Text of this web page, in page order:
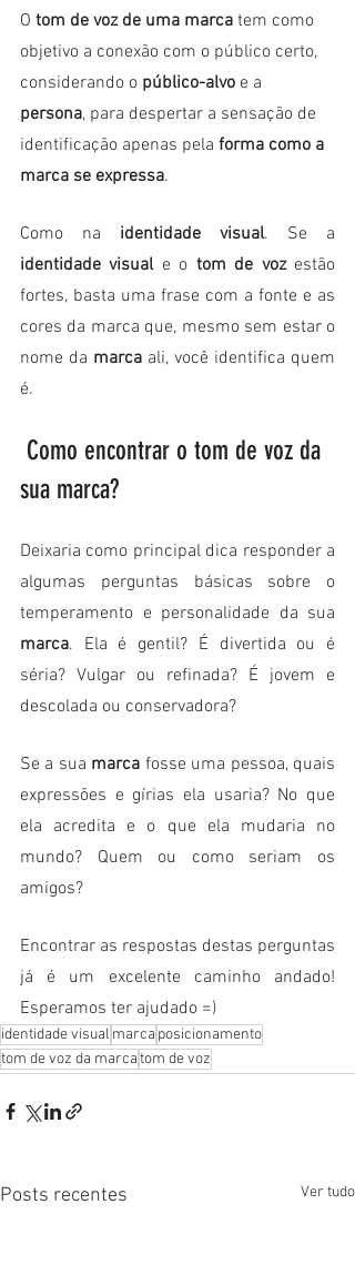
O tom de voz de uma marca tem como
objetivo a conexão com o público certo,
considerando o público-alvo e a
persona, para despertar a sensação de
identificação apenas pela forma como a
marca se expressa.
Como na identidade visual
identidade visual e o tom de voz estão
fortes, basta uma frase com a fonte e as
cores da marca que, mesmo sem estar o
nome da marca ali, você identifica quem
é.
sua marca?
Deixaria como principal dica responder a
algumas perguntas básicas sobre o
marca. Ela é gentil? É divertida ou é
séria? Vulgar ou refinada? É jovem e
descolada ou conservadora?
Se a sua marca fosse uma pessoa, quais
expressões e gírias ela usaria? No que
ela acredita e o que ela mudaria no
mundo? Quem ou como seriam os
amigos?
Encontrar as respostas destas perguntas
já é um excelente caminho andado!
Esperamos ter ajudado =)
identidade visual marca posicionamento
tom de voz da marcatom de voz
Posts recentes Ver tudo